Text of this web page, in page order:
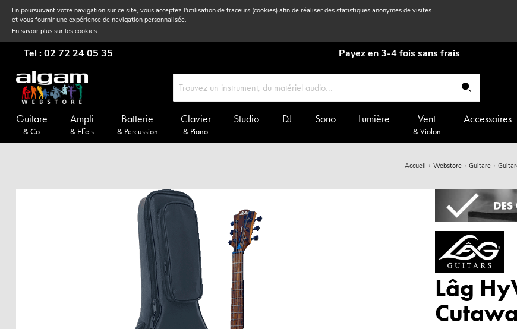
En poursuivant votre navigation sur ce site, vous acceptez l'utilisation de traceurs (cookies) afin de réaliser des statistiques anonymes de visites
et vous fournir une expérience de navigation personnalisée.
En savoir plus sur les cookies.
Tel : 02 72 24 05 35 Payez en 3-4 fois sans frais
Guitare
& Co
Ampli
& Effets
Batterie
& Percussion
Clavier
& Piano
Studio DJ Sono Lumière Vent
& Violon
Accessoires
Accueil Webstore Guitare
Lâg